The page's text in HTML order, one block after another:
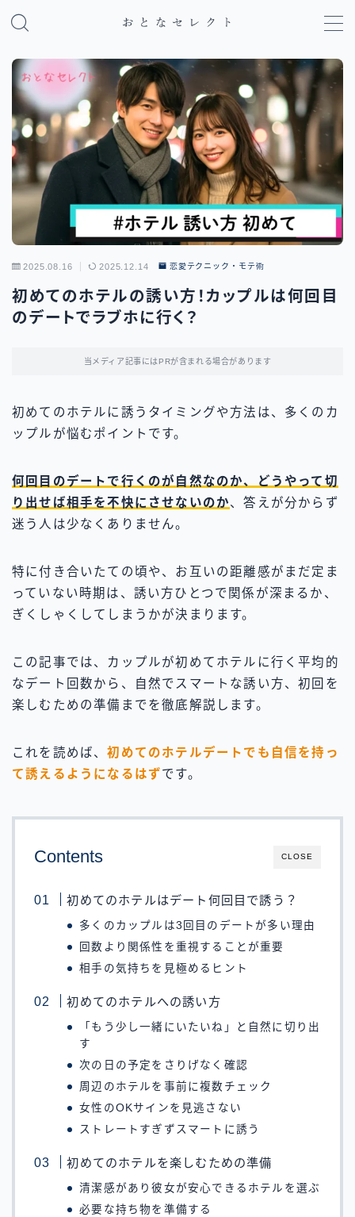
MENU
パパ活のやり方・基礎知識
パパ活アプリ比較
地域別パパ活ガイド
2025.08.16 2025.12.14 恋愛テクニック・モテ術
初めてのホテルの誘い方！カップルは何回目
のデートでラブホに行く？
当メディア記事にはPRが含まれる場合があります
初めてのホテルに誘うタイミングや方法は、多くのカ
ップルが悩むポイントです。
何回目のデートで行くのが自然なのか、どうやって切
り出せば相手を不快にさせないのか、答えが分からず
迷う人は少なくありません。
特に付き合いたての頃や、お互いの距離感がまだ定ま
っていない時期は、誘い方ひとつで関係が深まるか、
ぎくしゃくしてしまうかが決まります。
この記事では、カップルが初めてホテルに行く平均的
なデート回数から、自然でスマートな誘い方、初回を
楽しむための準備までを徹底解説します。
これを読めば、初めてのホテルデートでも自信を持っ
て誘えるようになるはずです。
CLOSE
Contents
初めてのホテルはデート何回目で誘う？
多くのカップルは3回目のデートが多い理由
回数より関係性を重視することが重要
相手の気持ちを見極めるヒント
初めてのホテルへの誘い方
「もう少し一緒にいたいね」と自然に切り出
す
次の日の予定をさりげなく確認
周辺のホテルを事前に複数チェック
女性のOKサインを見逃さない
ストレートすぎずスマートに誘う
初めてのホテルを楽しむための準備
清潔感があり彼女が安心できるホテルを選ぶ
必要な持ち物を準備する